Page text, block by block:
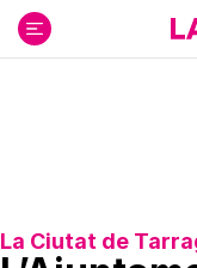
contenido
La Ciutat de